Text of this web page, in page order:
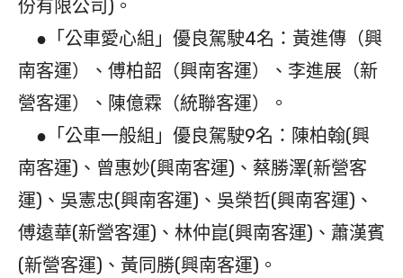
份有限公司)。
●「公車愛心組」優良駕駛4名：黃進傳（興
南客運）、傅柏韶（興南客運）、李進展（新
營客運）、陳億霖（統聯客運）。
●「公車一般組」優良駕駛9名：陳柏翰(興
南客運)、曾惠妙(興南客運)、蔡勝澤(新營客
運)、吳憲忠(興南客運)、吳榮哲(興南客運)、
傅遠華(新營客運)、林仲崑(興南客運)、蕭漢賓
(新營客運)、黃同勝(興南客運)。